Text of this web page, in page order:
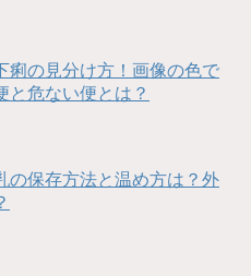
痢の見分け方！画像の色で
と危ない便とは？
の保存方法と温め方は？外